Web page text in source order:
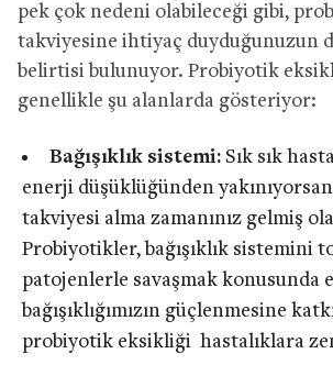
pek çok nedeni olabileceği gibi,
takviyesine ihtiyaç duyduğunuzun
belirtisi bulunuyor. Probiyotik
genellikle şu alanlarda gösteriyor:
Bağışıklık sistemi: Sık sık
enerji düşüklüğünden
takviyesi alma zamanınız gelmiş
Probiyotikler, bağışıklık sistemini
patojenlerle savaşmak konusunda
bağışıklığımızın güçlenmesine
probiyotik eksikliği hastalıklara